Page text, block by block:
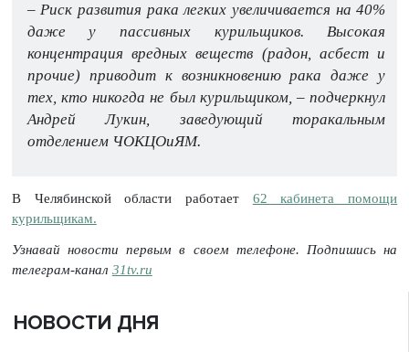
– Риск развития рака легких увеличивается на 40%
даже у пассивных курильщиков. Высокая
концентрация вредных веществ (радон, асбест и
прочие) приводит к возникновению рака даже у
тех, кто никогда не был курильщиком, – подчеркнул
Андрей Лукин, заведующий торакальным
отделением ЧОКЦОиЯМ.
В Челябинской области работает 62 кабинета помощи
курильщикам.
Узнавай новости первым в своем телефоне. Подпишись на
телеграм-канал 31tv.ru
НОВОСТИ ДНЯ